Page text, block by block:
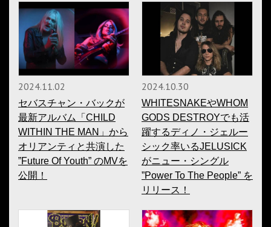
2024.11.02
セバスチャン・バックが
最新アルバム「CHILD
WITHIN THE MAN」から
オリアンティと共演した
”Future Of Youth” のMVを
公開！
2024.10.30
WHITESNAKEやWHOM
GODS DESTROYでも活
躍するディノ・ジェルー
シック率いるJELUSICK
がニュー・シングル
”Power To The People” を
リリース！